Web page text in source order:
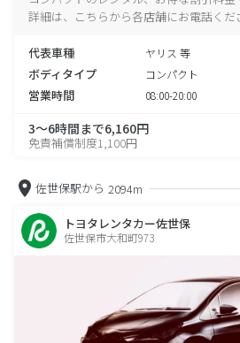
詳細は、こちらから各店舗にお電話くだ
代表車種 ヤリス 等
ボディタイプ コンパクト
営業時間 08:00-20:00
3～6時間まで6,160円
免責補償制度1,100円
佐世保駅から 2094m
トヨタレンタカー佐世保
佐世保市大和町973